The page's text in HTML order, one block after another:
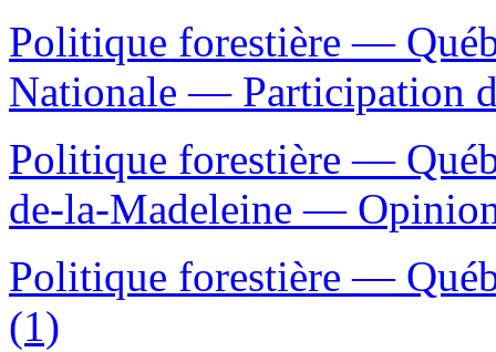
Politique forestière —
Nationale — Participation
Politique forestière —
de-la-Madeleine —
Politique forestière —
(1)